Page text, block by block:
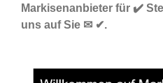
Markisenanbieter für ✔️
uns auf Sie ✉ ✔.